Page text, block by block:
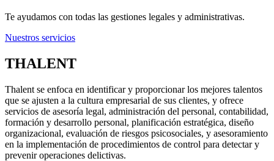
Te ayudamos con todas las gestiones legales y administrativas.
Nuestros servicios
THALENT
Thalent se enfoca en identificar y proporcionar los mejores talentos
que se ajusten a la cultura empresarial de sus clientes, y ofrece
servicios de asesoría legal, administración del personal, contabilidad,
formación y desarrollo personal, planificación estratégica, diseño
organizacional, evaluación de riesgos psicosociales, y asesoramiento
en la implementación de procedimientos de control para detectar y
prevenir operaciones delictivas.